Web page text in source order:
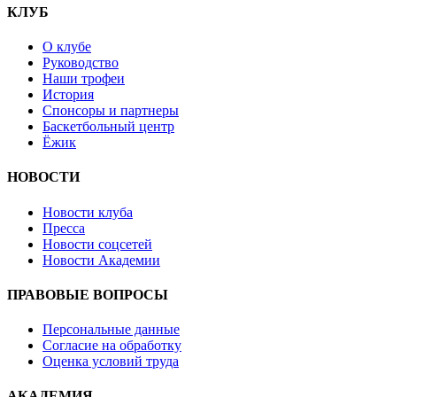
КЛУБ
О клубе
Руководство
Наши трофеи
История
Спонсоры и партнеры
Баскетбольный центр
Ёжик
НОВОСТИ
Новости клуба
Пресса
Новости соцсетей
Новости Академии
ПРАВОВЫЕ ВОПРОСЫ
Персональные данные
Согласие на обработку
Оценка условий труда